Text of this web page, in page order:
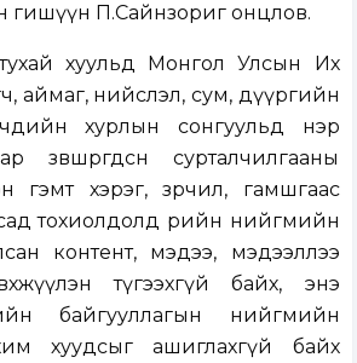
гишүүн П.Сайнзориг онцлов.
хуульд Монгол Улсын Их
аймаг, нийслэл, сум, дүүргийн
хурлын сонгуульд нэр
сурталчилгааны
гэмт хэрэг, зөрчил, гамшгаас
тохиолдолд өөрийн нийгмийн
контент, мэдээ, мэдээллээ
түгээхгүй байх, энэ
байгууллагын нийгмийн
хуудсыг ашиглахгүй байх